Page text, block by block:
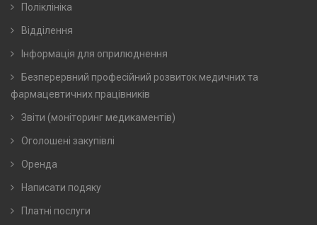
Поліклініка
Відділення
Інформація для оприлюднення
Безперервний професійний розвиток медичних та
фармацевтичних працівників
Звіти (моніторинг медикаментів)
Оголошені закупівлі
Оренда
Написати подяку
Платні послуги